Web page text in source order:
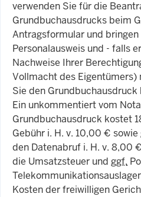
verwenden Sie für die
Grundbuchausdrucks beim
Antragsformular und bringen
Personalausweis und - falls
Nachweise Ihrer
Vollmacht des
Sie den
Ein unkommentiert vom
Grundbuchausdruck kostet
Gebühr i. H. v. 10,00 €
den Datenabruf i. H. v. 8,00
die Umsatzsteuer und ggf.
Kosten der freiwilligen